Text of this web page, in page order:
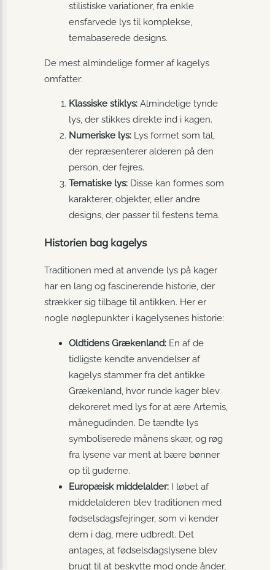
stilistiske variationer, fra enkle
ensfarvede lys til komplekse,
temabaserede designs.
De mest almindelige former af kagelys
omfatter:
Klassiske stiklys: Almindelige tynde
lys, der stikkes direkte ind i kagen.
Numeriske lys: Lys formet som tal,
der repræsenterer alderen på den
person, der fejres.
Tematiske lys: Disse kan formes som
karakterer, objekter, eller andre
designs, der passer til festens tema.
Historien bag kagelys
Traditionen med at anvende lys på kager
har en lang og fascinerende historie, der
strækker sig tilbage til antikken. Her er
nogle nøglepunkter i kagelysenes historie:
Oldtidens Grækenland: En af de
tidligste kendte anvendelser af
kagelys stammer fra det antikke
Grækenland, hvor runde kager blev
dekoreret med lys for at ære Artemis,
månegudinden. De tændte lys
symboliserede månens skær, og røg
fra lysene var ment at bære bønner
op til guderne.
Europæisk middelalder: I løbet af
middelalderen blev traditionen med
fødselsdagsfejringer, som vi kender
dem i dag, mere udbredt. Det
antages, at fødselsdagslysene blev
brugt til at beskytte mod onde ånder,